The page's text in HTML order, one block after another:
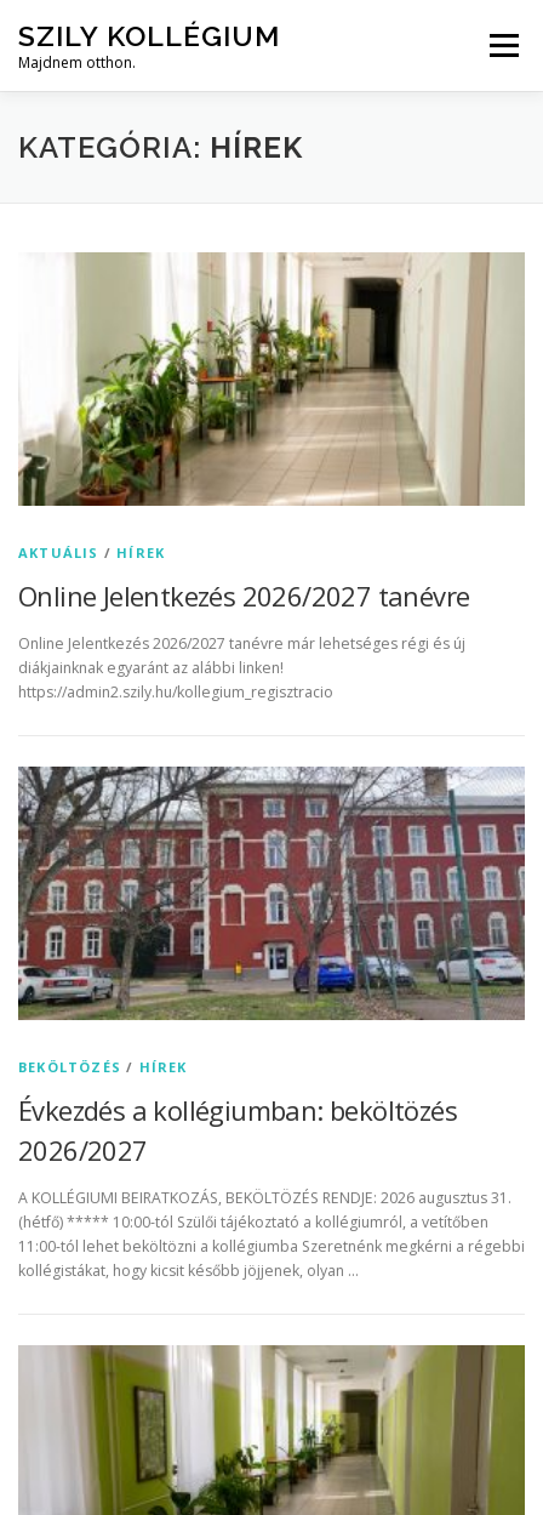
tartalomhoz
SZILY KOLLÉGIUM
Majdnem otthon.
Menü
HOME RÓLUNK KOLLÉGIUMI ÉLET
KATEGÓRIA: HÍREK
AKTUÁLIS / HÍREK
Online Jelentkezés 2026/2027 tanévre
Online Jelentkezés 2026/2027 tanévre már lehetséges régi és új
diákjainknak egyaránt az alábbi linken!
https://admin2.szily.hu/kollegium_regisztracio
BEKÖLTÖZÉS / HÍREK
Évkezdés a kollégiumban: beköltözés
2026/2027
A KOLLÉGIUMI BEIRATKOZÁS, BEKÖLTÖZÉS RENDJE: 2026 augusztus 31.
(hétfő) ***** 10:00-tól Szülői tájékoztató a kollégiumról, a vetítőben
11:00-tól lehet beköltözni a kollégiumba Szeretnénk megkérni a régebbi
kollégistákat, hogy kicsit később jöjjenek, olyan …